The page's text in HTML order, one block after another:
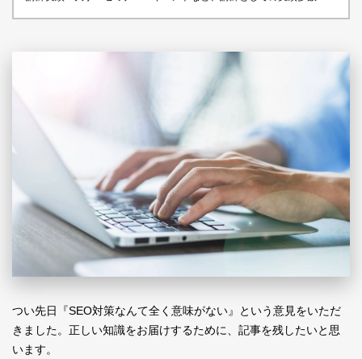
つい先日『SEO対策なんて全く意味がない』という意見をいただ
きました。正しい知識をお届けするために、記事を残したいと思
います。